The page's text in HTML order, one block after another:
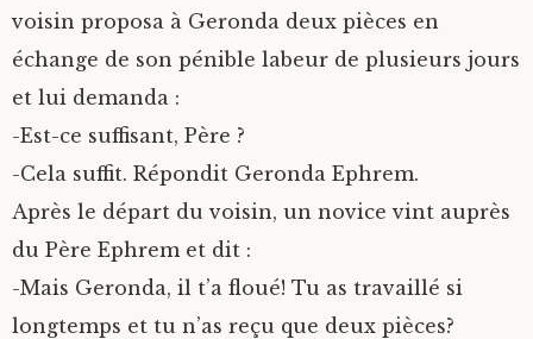
voisin proposa à Geronda deux pièces en
échange de son pénible labeur de plusieurs jours
et lui demanda :
-Est-ce suffisant, Père ?
-Cela suffit. Répondit Geronda Ephrem.
Après le départ du voisin, un novice vint auprès
du Père Ephrem et dit :
-Mais Geronda, il t’a floué! Tu as travaillé si
longtemps et tu n’as reçu que deux pièces?